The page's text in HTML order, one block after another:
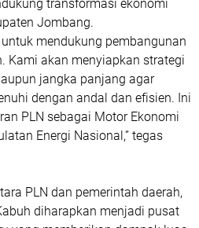
transformasi ekonomi
Jombang.
mendukung pembangunan
Kami akan menyiapkan strategi
jangka panjang agar
dengan andal dan efisien. Ini
PLN sebagai Motor Ekonomi
Energi Nasional,” tegas
PLN dan pemerintah daerah,
diharapkan menjadi pusat